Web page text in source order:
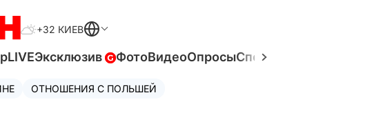
+32 КИЕВ
LIVEЭксклюзив ФотоВидеоОпросыСпецпроекты
ОТНОШЕНИЯ С ПОЛЬШЕЙ